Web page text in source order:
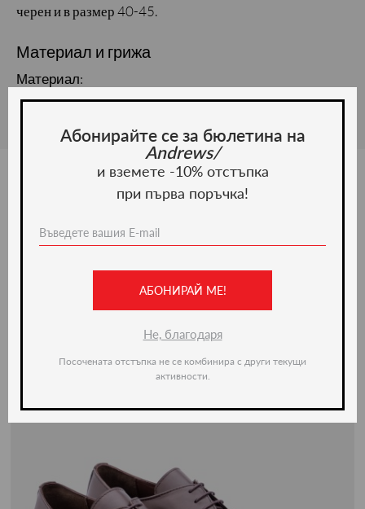
черен и в размер 40-45.
Материал и грижа
Материал:
Абонирайте се за бюлетина на
Andrews/
и вземете -10% отстъпка
при първа поръчка!
АБОНИРАЙ МЕ!
Не, благодаря
Посочената отстъпка не се комбинира с други текущи
активности.